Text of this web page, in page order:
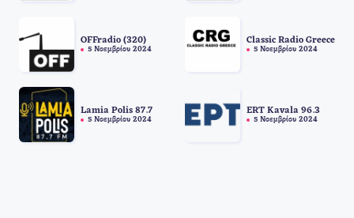
OFFradio (320)
5 Νοεμβρίου 2024
Classic Radio Greece
5 Νοεμβρίου 2024
Lamia Polis 87.7
5 Νοεμβρίου 2024
ERT Kavala 96.3
5 Νοεμβρίου 2024